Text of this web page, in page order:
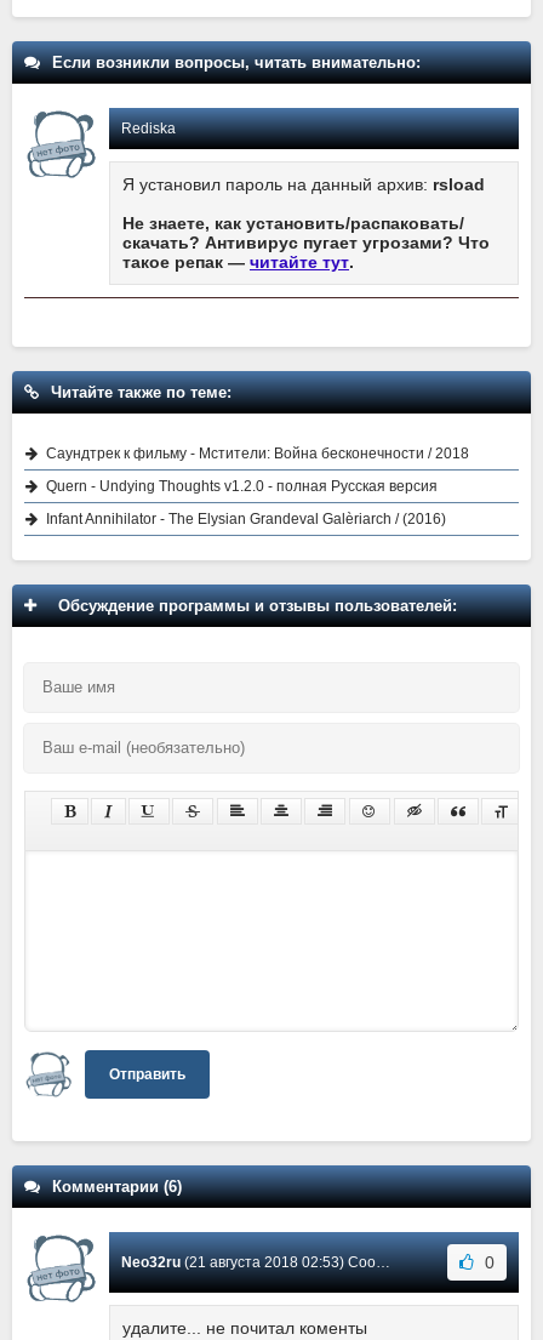
Если возникли вопросы, читать внимательно:
Rediska
Я установил пароль на данный архив: rsload
Не знаете, как установить/распаковать/
скачать? Антивирус пугает угрозами? Что
такое репак — читайте тут.
Читайте также по теме:
Саундтрек к фильму - Мстители: Война бесконечности / 2018
Quern - Undying Thoughts v1.2.0 - полная Русская версия
Infant Annihilator - The Elysian Grandeval Galèriarch / (2016)
Обсуждение программы и отзывы пользователей:
Отправить
Комментарии (6)
Neo32ru(21 августа 2018 02:53) Сообщение #6 0
удалите... не почитал коменты